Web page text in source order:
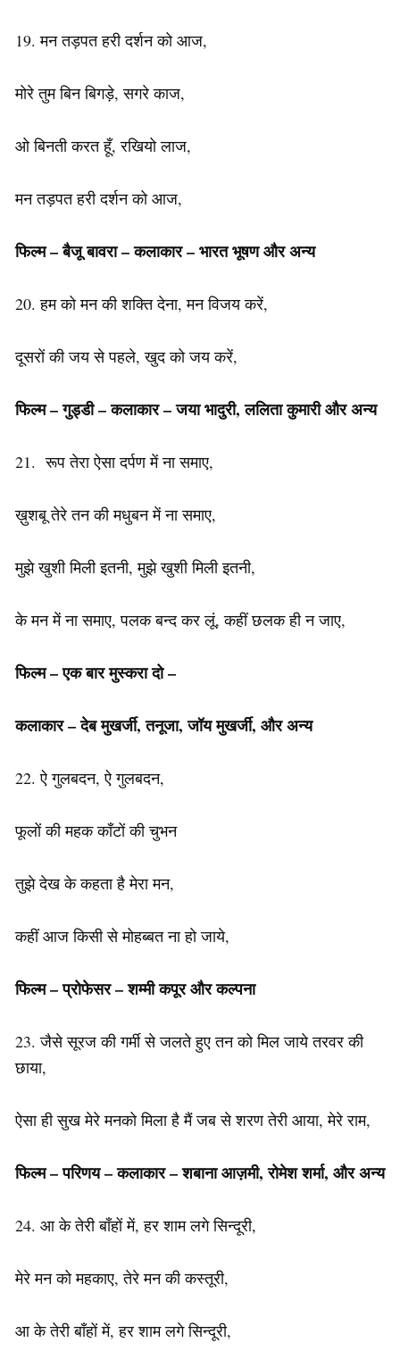
19. मन तड़पत हरी दर्शन को आज,
मोरे तुम बिन बिगड़े, सगरे काज,
ओ बिनती करत हूँ, रखियो लाज,
मन तड़पत हरी दर्शन को आज,
फिल्म – बैजू बावरा – कलाकार – भारत भूषण और अन्य
20. हम को मन की शक्ति देना, मन विजय करें,
दूसरों की जय से पहले, खुद को जय करें,
फिल्म–गुड्डी–कलाकार–जयाभादुरी,ललिताकुमारीऔर अन्य
21. रूप तेरा ऐसा दर्पण में ना समाए,
ख़ुशबू तेरे तन की मधुबन में ना समाए,
मुझे खुशी मिली इतनी, मुझे खुशी मिली इतनी,
के मन में ना समाए, पलक बन्द कर लूं, कहीं छलक ही न जाए,
फिल्म–एकबारमुस्करादो–
कलाकार–देबमुखर्जी,तनूजा, जॉय मुखर्जी, और अन्य
22. ऐ गुलबदन, ऐ गुलबदन,
फूलों की महक काँटों की चुभन
तुझे देख के कहता है मेरा मन,
कहीं आज किसी से मोहब्बत ना हो जाये,
फिल्म – प्रोफेसर – शम्मी कपूर और कल्पना
23. जैसे सूरज की गर्मी से जलते हुए तन को मिल जाये तरवर की
छाया,
ऐसा ही सुख मेरे मनको मिला है मैं जब से शरण तेरी आया, मेरे राम,
फिल्म – परिणय–कलाकार–शबानाआज़मी,रोमेशशर्मा, औरअन्य
24. आ के तेरी बाँहों में, हर शाम लगे सिन्दूरी,
मेरे मन को महकाए, तेरे मन की कस्तूरी,
आ के तेरी बाँहों में, हर शाम लगे सिन्दूरी,